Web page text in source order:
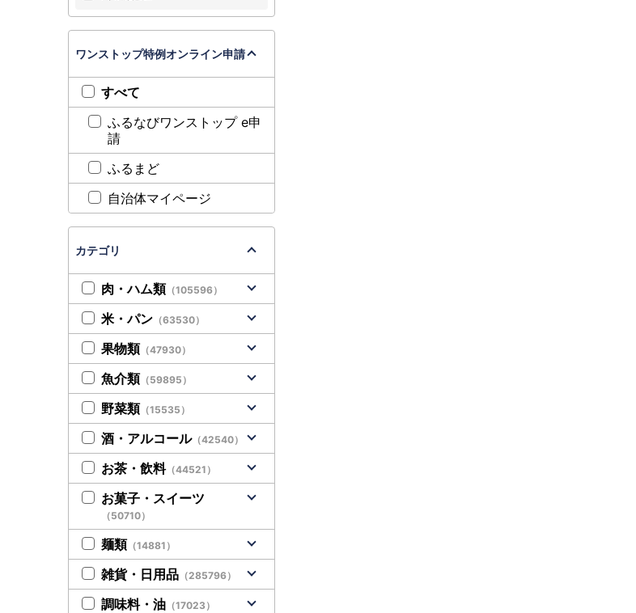
ワンストップ特例オンライン申請
すべて
ふるなびワンストップ e申
請
ふるまど
自治体マイページ
カテゴリ
肉・ハム類 （105596）
米・パン （63530）
果物類 （47930）
魚介類 （59895）
野菜類 （15535）
酒・アルコール（42540）
お茶・飲料（44521）
お菓子・スイーツ
（50710）
麺類 （14881）
雑貨・日用品 （285796）
調味料・油 （17023）